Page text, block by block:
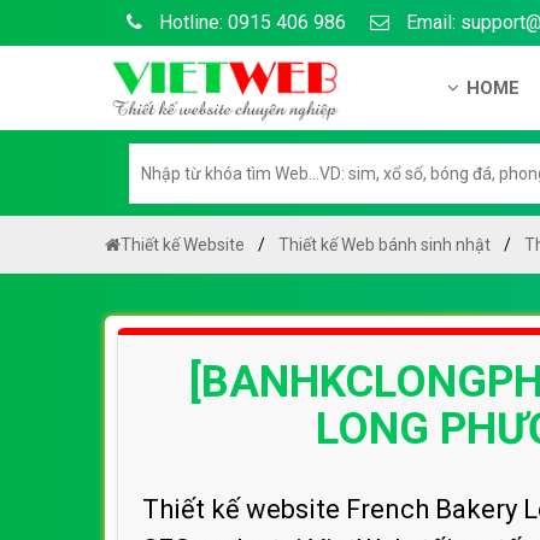
Hotline: 0915 406 986 Email:
HOME
Hướng
Chính
Chính
Liên hệ
Thiết kế Website Thiết kế Web bánh sinh nhật
LONG
Thiết kế website French Bakery